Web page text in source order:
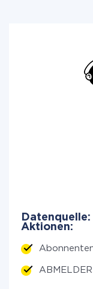
Aktionen: